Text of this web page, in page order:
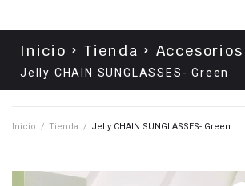
Inicio Tienda Accesorios
Jelly CHAIN SUNGLASSES- Green
Inicio / Tienda / Jelly CHAIN SUNGLASSES- Green